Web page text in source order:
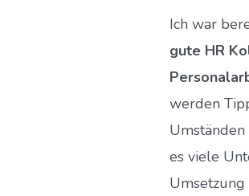
Ich war
gute HR
werden
es viele